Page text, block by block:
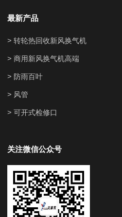
最新产品
> 转轮热回收新风换气机
> 商用新风换气机高端
> 防雨百叶
> 风管
> 可开式检修口
关注微信公众号